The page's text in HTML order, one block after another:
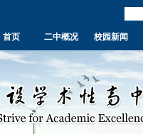
首页 二中概况 校园新闻